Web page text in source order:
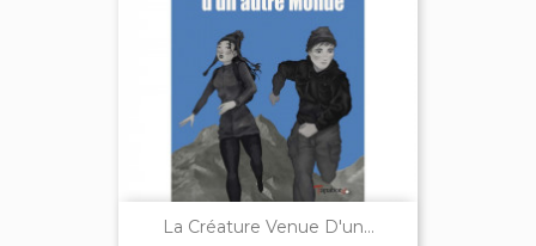
La Créature Venue D'un...